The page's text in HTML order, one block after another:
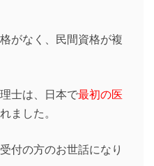
がなく、民間資格が複
士は、日本で最初の医
ました。
付の方のお世話になり